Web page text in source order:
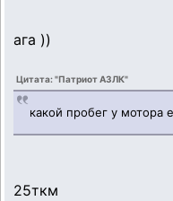
ага ))
Цитата: "Патриот АЗЛК"
какой пробег у мотора
25ткм